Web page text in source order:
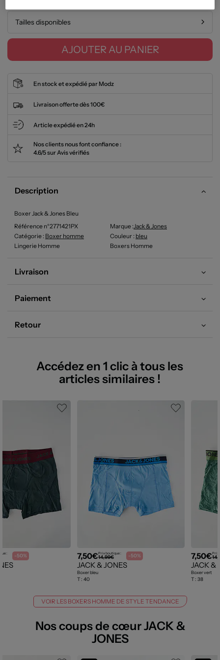
Tailles disponibles
AJOUTER AU PANIER
En stock et expédié par Modz
Livraison offerte dès 100€
Article expédié en 24h
Nos clients nous font confiance :
4.6/5 sur Avis vérifiés
Description
Boxer Jack & Jones Bleu
Référence n°2771421PX
Marque :Jack & Jones
Catégorie : Boxer homme Couleur : bleu
Lingerie Homme
Boxers Homme
Livraison
Paiement
Retour
Accédez en 1 clic à tous les
articles similaires !
: -50% 7,50€Prix boutique :
14,99€ -50%
JACK & JONES
Boxer bleu
T : 40
7,50€Prix
JACK &
Boxer vert
T : 38
VOIR LES BOXERS HOMME DE STYLE TENDANCE
Nos coups de cœur JACK &
JONES